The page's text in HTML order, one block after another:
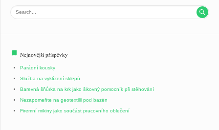

Nejnovější příspěvky
Parádní kousky
Služba na vyklízení sklepů
Barevná šňůrka na krk jako šikovný pomocník při stěhování
Nezapomeňte na geotextilii pod bazén
Firemní mikiny jako součást pracovního oblečení